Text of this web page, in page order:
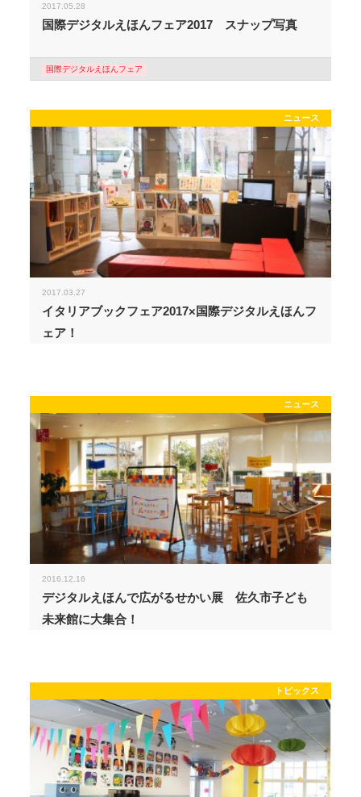
2017.05.28
国際デジタルえほんフェア2017 スナップ写真
国際デジタルえほんフェア
ニュース
2017.03.27
イタリアブックフェア2017×国際デジタルえほんフ
ェア！
ニュース
2016.12.16
デジタルえほんで広がるせかい展 佐久市子ども
未来館に大集合！
トピックス